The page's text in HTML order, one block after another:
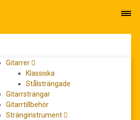
Gitarrer
Klassiska
Stålsträngade
Gitarrsträngar
Gitarrtillbehör
Stränginstrument